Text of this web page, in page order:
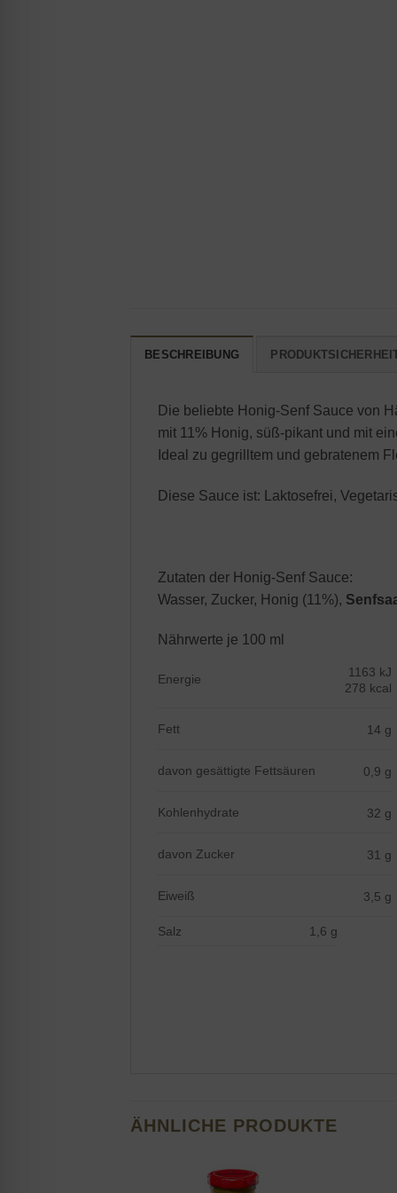
BESCHREIBUNG
Die beliebte Honig-Senf Sauce von
mit 11% Honig, süß-pikant und mit
Ideal zu gegrilltem und gebratenem
Diese Sauce ist: Laktosefrei,
Zutaten der Honig-Senf Sauce:
Wasser, Zucker, Honig (11%),
Nährwerte je 100 ml
Energie
1163 kJ
278 kcal
Fett 14 g
davon gesättigte Fettsäuren 0,9 g
Kohlenhydrate 32 g
davon Zucker 31 g
Eiweiß 3,5 g
Salz 1,6 g
ÄHNLICHE PRODUKTE